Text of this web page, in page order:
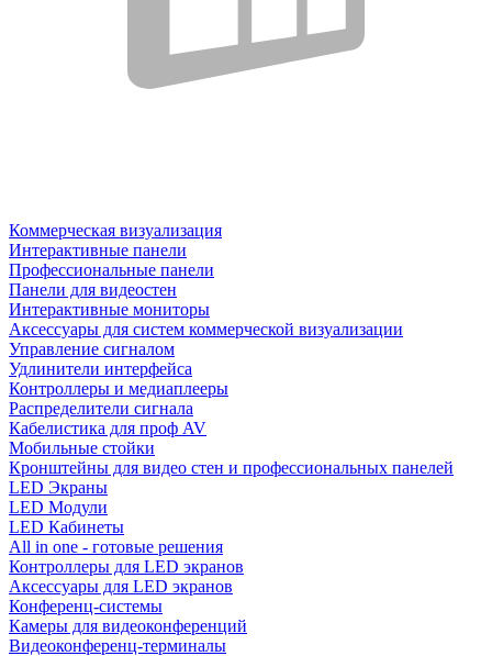
Коммерческая визуализация
Интерактивные панели
Профессиональные панели
Панели для видеостен
Интерактивные мониторы
Аксессуары для систем коммерческой визуализации
Управление сигналом
Удлинители интерфейса
Контроллеры и медиаплееры
Распределители сигнала
Кабелистика для проф AV
Мобильные стойки
Кронштейны для видео стен и профессиональных панелей
LED Экраны
LED Модули
LED Кабинеты
All in one - готовые решения
Контроллеры для LED экранов
Аксессуары для LED экранов
Конференц-системы
Камеры для видеоконференций
Видеоконференц-терминалы